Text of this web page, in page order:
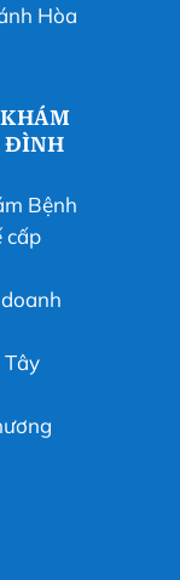
Hòa
ĐÌNH
Bệnh
cấp
Tây